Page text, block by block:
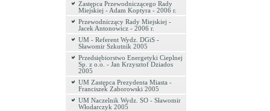
Zastępca Przewodniczącego Rady
Miejskiej - Adam Koptyra - 2006 r.
Przewodniczący Rady Miejskiej -
Jacek Antonowicz - 2006 r.
UM - Referent Wydz. DGiS -
Sławomir Szkutnik 2005
Przedsiębiorstwo Energetyki Cieplnej
Sp. z o.o. - Jan Krzysztof Dziados
2005
UM Zastępca Prezydenta Miasta -
Franciszek Zaborowski 2005
UM Naczelnik Wydz. SO - Sławomir
Włodarczyk 2005